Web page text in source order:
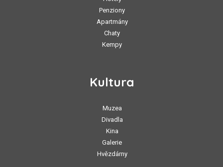
Penziony
Apartmány
Chaty
Kempy
Kultura
Muzea
Divadla
Kina
Galerie
Hvězdárny